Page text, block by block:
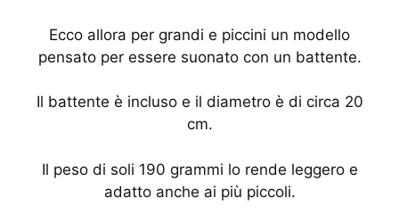
Ecco allora per grandi e piccini un modello
pensato per essere suonato con un battente.
Il battente è incluso e il diametro è di circa 20
cm.
Il peso di soli 190 grammi lo rende leggero e
adatto anche ai più piccoli.